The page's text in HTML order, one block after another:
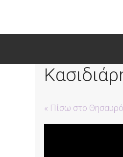
« Πίσω στο Θησαυρό